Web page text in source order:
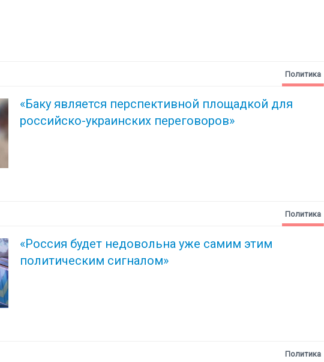
«Баку является перспективной площадкой для
российско-украинских переговоров»
Политика
«Россия будет недовольна уже самим этим
политическим сигналом»
Политика
Политика